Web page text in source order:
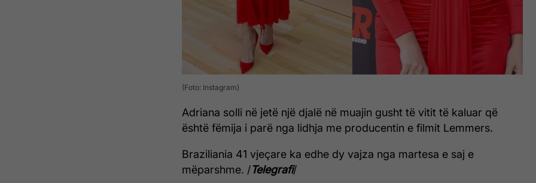
(Foto: Instagram)
Adriana solli në jetë një djalë në muajin gusht të vitit të kaluar që
është fëmija i parë nga lidhja me producentin e filmit Lemmers.
Braziliania 41 vjeçare ka edhe dy vajza nga martesa e saj e
mëparshme. /Telegrafi/